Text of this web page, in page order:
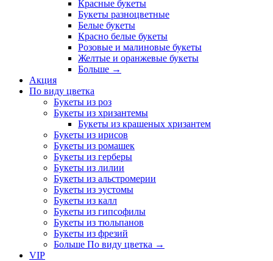
Красные букеты
Букеты разноцветные
Белые букеты
Красно белые букеты
Розовые и малиновые букеты
Желтые и оранжевые букеты
Больше →
Акция
По виду цветка
Букеты из роз
Букеты из хризантемы
Букеты из крашеных хризантем
Букеты из ирисов
Букеты из ромашек
Букеты из герберы
Букеты из лилии
Букеты из альстромерии
Букеты из эустомы
Букеты из калл
Букеты из гипсофилы
Букеты из тюльпанов
Букеты из фрезий
Больше По виду цветка →
VIP